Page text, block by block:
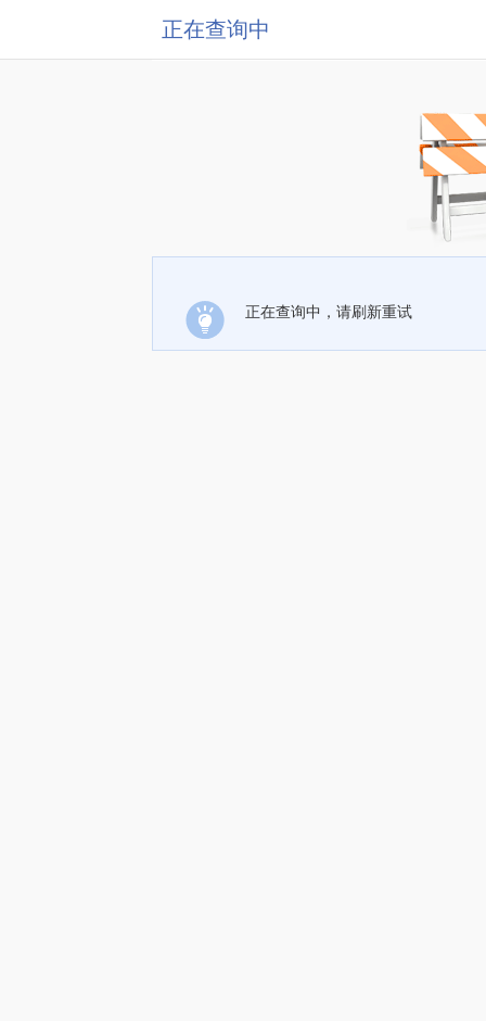
正在查询中
正在查询中，请刷新重试